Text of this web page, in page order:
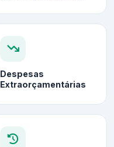
Despesas
Extraorçamentárias